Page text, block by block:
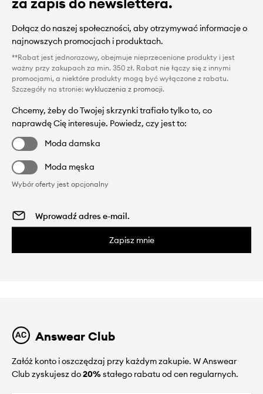
Dołącz do naszej społeczności, aby otrzymywać informacje o
najnowszych promocjach i produktach.
**Rabat jest jednorazowy, obejmuje nieprzecenione produkty i jest
ważny przy zakupach za min. 350 zł. Rabat nie łączy się z innymi
promocjami, a niektóre produkty mogą być wyłączone z rabatu.
Szczegóły na stronie: wykluczenia z promocji.
Chcemy, żeby do Twojej skrzynki trafiało tylko to, co
naprawdę Cię interesuje. Powiedz, czy jest to:
Moda damska
Moda męska
Wybór oferty jest opcjonalny
Zapisz mnie
Answear Club
Załóż konto i oszczędzaj przy każdym zakupie. W Answear
Club zyskujesz do20%stałego rabatu od cen regularnych.